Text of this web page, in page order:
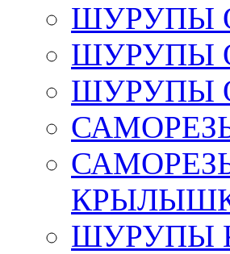
ШУРУПЫ
ШУРУПЫ
ШУРУПЫ
ШУРУПЫ